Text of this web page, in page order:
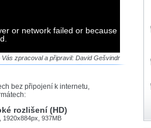
or network failed or because
Vás zpracoval a připravil: David Gešvindr
bez připojení k internetu,
rozlišení (HD)
1920x884px, 937MB